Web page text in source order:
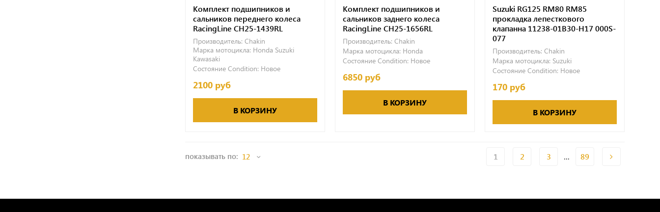
Комплект подшипников и
сальников переднего колеса
RacingLine CH25-1439RL
Производитель: Chakin
Марка мотоцикла: Honda Suzuki
Kawasaki
Состояние Condition: Новое
2100 руб
В КОРЗИНУ
Комплект подшипников и
сальников заднего колеса
RacingLine CH25-1656RL
Производитель: Chakin
Марка мотоцикла: Honda
Состояние Condition: Новое
6850 руб
В КОРЗИНУ
Suzuki RG125 RM80 RM85
прокладка лепесткового
клапанна 11238-01B30-H17 000S-
077
Производитель: Chakin
Марка мотоцикла: Suzuki
Состояние Condition: Новое
170 руб
В КОРЗИНУ
показывать по: 1 2 3 … 89